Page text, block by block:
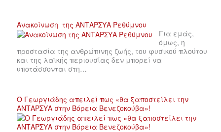
Ανακοίνωση της ΑΝΤΑΡΣΥΑ Ρεθύμνου
Για εμάς,
όμως, η
προστασία της ανθρώπινης ζωής, του φυσικού πλούτου
και της λαϊκής περιουσίας δεν μπορεί να
υποτάσσονται στη…
Ο Γεωργιάδης απειλεί πως «θα ξαποστείλει την
ΑΝΤΑΡΣΥΑ στην Βόρεια Βενεζοκούβα»!